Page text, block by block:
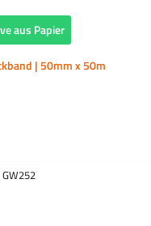
aus Papier
| 50mm x 50m